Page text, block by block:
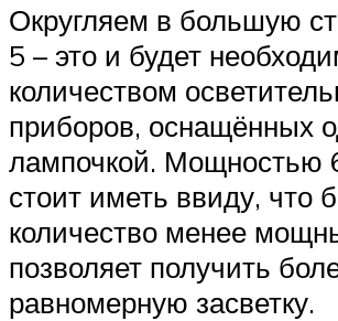
Округляем в большую
5 – это и будет
количеством
приборов, оснащённых
лампочкой. Мощностью
стоит иметь ввиду, что
количество менее
позволяет получить
равномерную засветку.